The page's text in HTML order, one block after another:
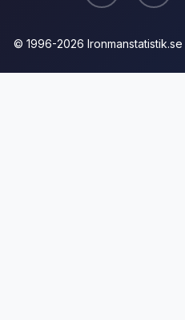
© 1996-2026 Ironmanstatistik.se